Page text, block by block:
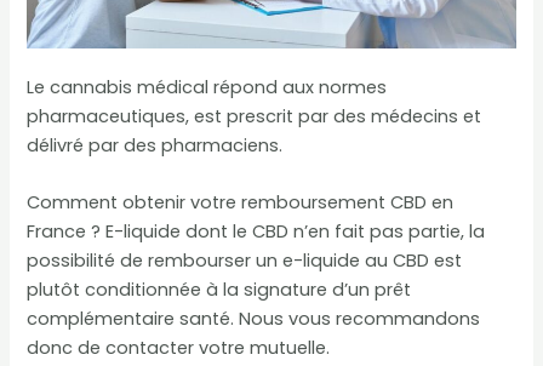
Le cannabis médical répond aux normes
pharmaceutiques, est prescrit par des médecins et
délivré par des pharmaciens.
Comment obtenir votre remboursement CBD en
France ? E-liquide dont le CBD n’en fait pas partie, la
possibilité de rembourser un e-liquide au CBD est
plutôt conditionnée à la signature d’un prêt
complémentaire santé. Nous vous recommandons
donc de contacter votre mutuelle.